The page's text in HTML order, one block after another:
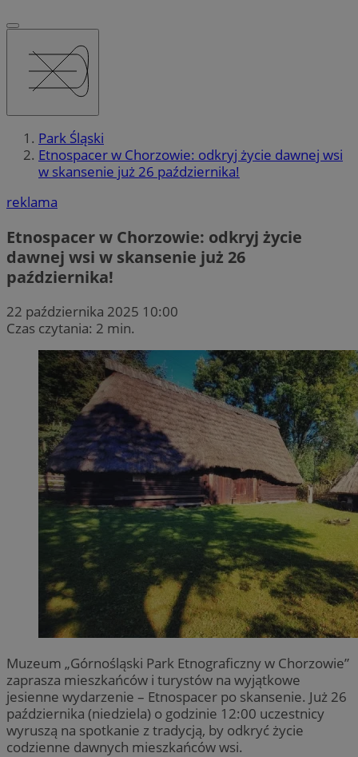
Park Śląski
Etnospacer w Chorzowie: odkryj życie dawnej wsi
w skansenie już 26 października!
reklama
Etnospacer w Chorzowie: odkryj życie
dawnej wsi w skansenie już 26
października!
22 października 2025 10:00
Czas czytania: 2 min.
Muzeum „Górnośląski Park Etnograficzny w Chorzowie”
zaprasza mieszkańców i turystów na wyjątkowe
jesienne wydarzenie – Etnospacer po skansenie. Już 26
października (niedziela) o godzinie 12:00 uczestnicy
wyruszą na spotkanie z tradycją, by odkryć życie
codzienne dawnych mieszkańców wsi.